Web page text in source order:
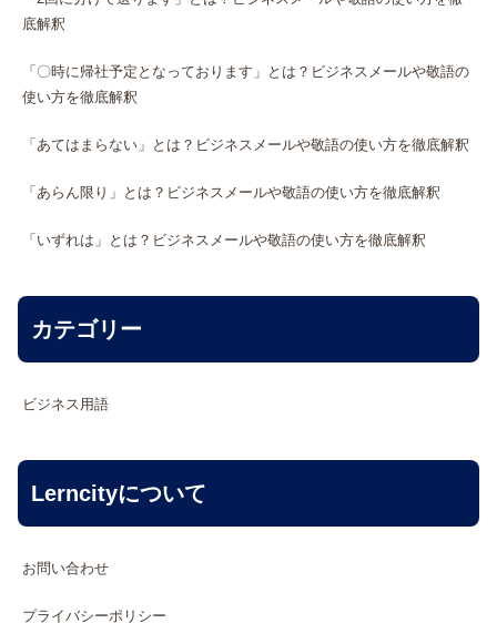
底解釈
「〇時に帰社予定となっております」とは？ビジネスメールや敬語の
使い方を徹底解釈
「あてはまらない」とは？ビジネスメールや敬語の使い方を徹底解釈
「あらん限り」とは？ビジネスメールや敬語の使い方を徹底解釈
「いずれは」とは？ビジネスメールや敬語の使い方を徹底解釈
カテゴリー
ビジネス用語
Lerncityについて
お問い合わせ
プライバシーポリシー